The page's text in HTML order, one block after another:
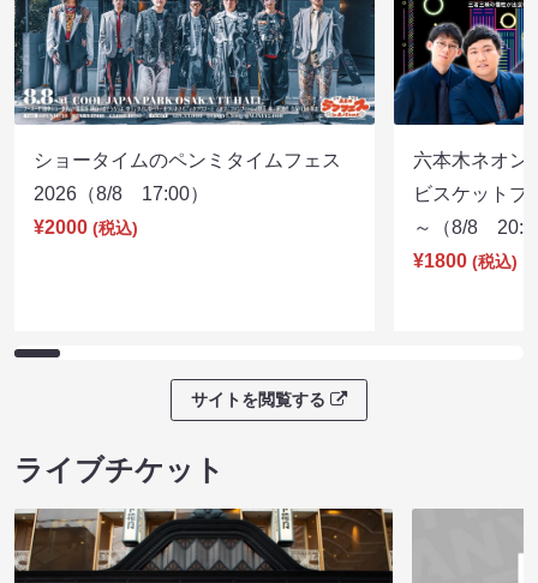
ショータイムのペンミタイムフェス
2026（8/8 17:00）
¥2000 (税込)
六本木ネオン
ビスケットブ
～（8/8
¥1800 (税込)
サイトを閲覧する
ライブチケット